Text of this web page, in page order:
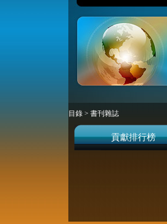
目錄 > 書刊雜誌
貢獻排行榜